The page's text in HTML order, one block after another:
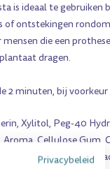
is ideaal te gebruiken
of ontstekingen
die een
dragen.
2 minuten, bij
Xylitol, Peg-40
Cellulose Gum,
Sodium
Privacybeleid